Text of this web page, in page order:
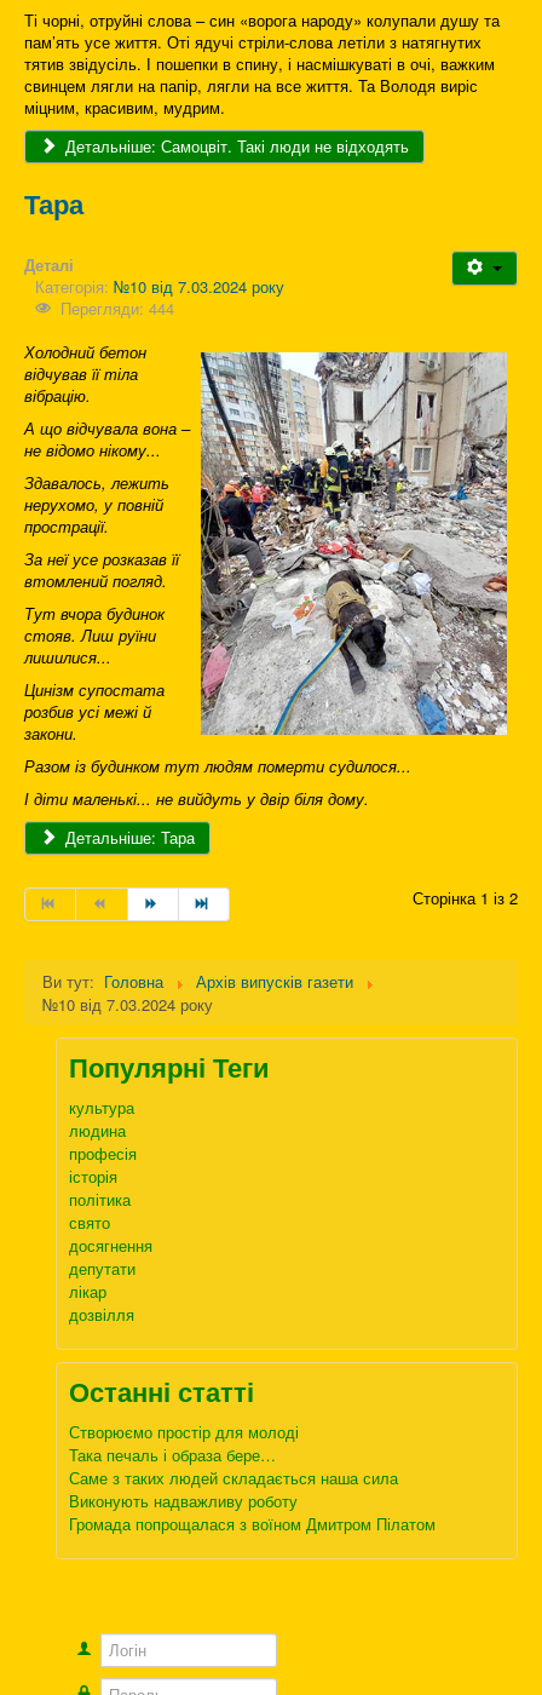
Ті чорні, отруйні слова – син «ворога народу» колупали душу та
пам’ять усе життя. Оті ядучі стріли-слова летіли з натягнутих
тятив звідусіль. І пошепки в спину, і насмішкуваті в очі, важким
свинцем лягли на папір, лягли на все життя. Та Володя виріс
міцним, красивим, мудрим.
Детальніше: Самоцвіт. Такі люди не відходять
Тара
Деталі
Категорія: №10 від 7.03.2024 року
Перегляди: 444
Холодний бетон
відчував її тіла
вібрацію.
А що відчувала вона –
не відомо нікому...
Здавалось, лежить
нерухомо, у повній
прострації.
За неї усе розказав її
втомлений погляд.
Тут вчора будинок
стояв. Лиш руїни
лишилися...
Цинізм супостата
розбив усі межі й
закони.
Разом із будинком тут людям померти судилося...
І діти маленькі... не вийдуть у двір біля дому.
Детальніше: Тара
Сторінка 1 із 2
Ви тут: Головна
Архів випусків газети
№10 від 7.03.2024 року
Популярні Теги
культура
людина
професія
історія
політика
свято
досягнення
депутати
лікар
дозвілля
Останні статті
Створюємо простір для молоді
Така печаль і образа бере…
Саме з таких людей складається наша сила
Виконують надважливу роботу
Громада попрощалася з воїном Дмитром Пілатом
Логін